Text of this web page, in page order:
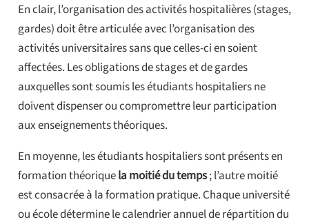
En clair, l’organisation des activités hospitalières (stages,
gardes) doit être articulée avec l’organisation des
activités universitaires sans que celles-ci en soient
affectées. Les obligations de stages et de gardes
auxquelles sont soumis les étudiants hospitaliers ne
doivent dispenser ou compromettre leur participation
aux enseignements théoriques.
En moyenne, les étudiants hospitaliers sont présents en
formation théoriquela moitié du temps; l’autre moitié
est consacrée à la formation pratique. Chaque université
ou école détermine le calendrier annuel de répartition du